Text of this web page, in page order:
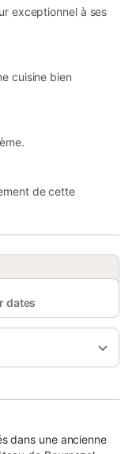
exceptionnel à ses
cuisine bien
de cette
dates
dans une ancienne